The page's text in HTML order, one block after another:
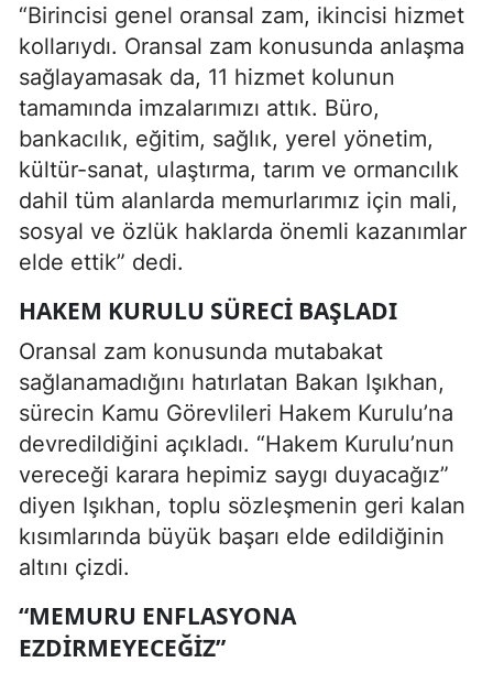
“Birincisi genel oransal zam, ikincisi hizmet
kollarıydı. Oransal zam konusunda anlaşma
sağlayamasak da, 11 hizmet kolunun
tamamında imzalarımızı attık. Büro,
bankacılık, eğitim, sağlık, yerel yönetim,
kültür-sanat, ulaştırma, tarım ve ormancılık
dahil tüm alanlarda memurlarımız için mali,
sosyal ve özlük haklarda önemli kazanımlar
elde ettik” dedi.
HAKEM KURULU SÜRECI BAŞLADI
Oransal zam konusunda mutabakat
sağlanamadığını hatırlatan Bakan Işıkhan,
sürecin Kamu Görevlileri Hakem Kurulu’na
devredildiğini açıkladı. “Hakem Kurulu’nun
vereceği karara hepimiz saygı duyacağız”
diyen Işıkhan, toplu sözleşmenin geri kalan
kısımlarında büyük başarı elde edildiğinin
altını çizdi.
“MEMURU ENFLASYONA
EZDIRMEYECEĞIZ”